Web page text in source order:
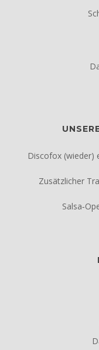
Discofox (wieder)
Zusätzlicher